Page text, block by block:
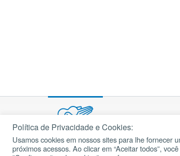
cancaonova.com© 2002 – 2026
Todos os direitos reservados.
Política de Privacidade e Cookies:
Usamos cookies em nossos sites para lhe fornecer
próximos acessos. Ao clicar em “Aceitar todos”,